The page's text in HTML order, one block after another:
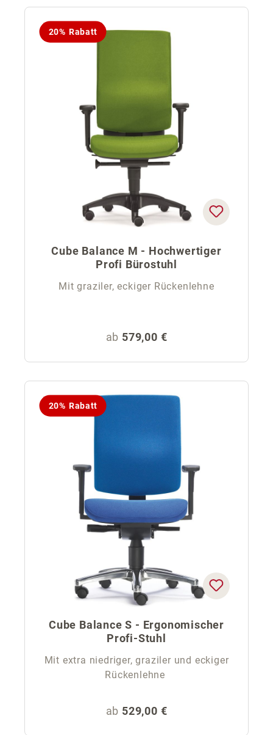
20% Rabatt
Cube Balance M - Hochwertiger
Profi Bürostuhl
Mit graziler, eckiger Rückenlehne
Regulärer Preis:
ab 579,00 €
20% Rabatt
Cube Balance S - Ergonomischer
Profi-Stuhl
Mit extra niedriger, graziler und eckiger
Rückenlehne
Regulärer Preis:
ab 529,00 €